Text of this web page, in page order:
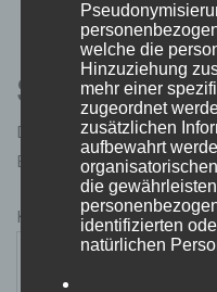
Schreibe
Deine E-Mail-Adresse
Erforderliche Felder
Kommentar*
welche die
Hinzuziehung
mehr einer
zugeordnet
zusätzlichen
aufbewahrt
die
identifizierten
natürlichen